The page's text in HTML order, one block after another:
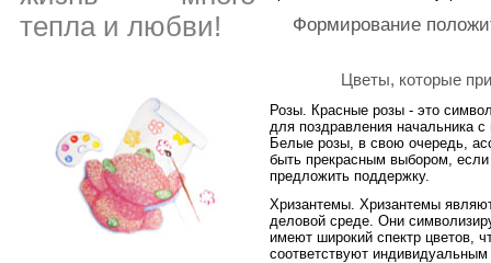
тепла и любви!
Формирование
Цветы, которые
Розы. Красные розы - это
для поздравления начальника
Белые розы, в свою очередь,
быть прекрасным выбором, если
предложить поддержку.
Хризантемы. Хризантемы
деловой среде. Они
имеют широкий спектр цветов,
соответствуют